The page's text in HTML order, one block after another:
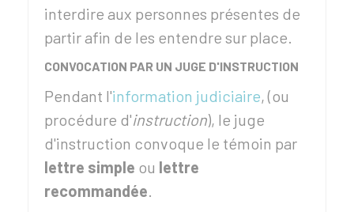
interdire aux personnes présentes de
partir afin de les entendre sur place.
CONVOCATION PAR UN JUGE D'INSTRUCTION
Pendant l'information judiciaire, (ou
procédure d'instruction), le juge
d'instruction convoque le témoin par
lettre simple ou lettre
recommandée.